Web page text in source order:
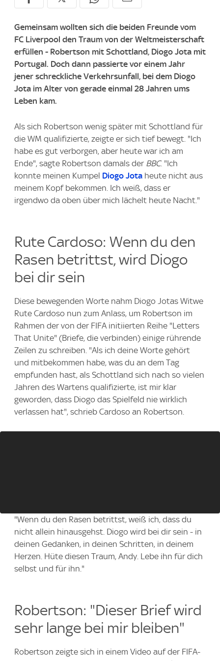
Gemeinsam wollten sich die beiden Freunde vom
FC Liverpool den Traum von der Weltmeisterschaft
erfüllen - Robertson mit Schottland, Diogo Jota mit
Portugal. Doch dann passierte vor einem Jahr
jener schreckliche Verkehrsunfall, bei dem Diogo
Jota im Alter von gerade einmal 28 Jahren ums
Leben kam.
Als sich Robertson wenig später mit Schottland für
die WM qualifizierte, zeigte er sich tief bewegt. "Ich
habe es gut verborgen, aber heute war ich am
Ende", sagte Robertson damals der BBC. "Ich
konnte meinen Kumpel Diogo Jota heute nicht aus
meinem Kopf bekommen. Ich weiß, dass er
irgendwo da oben über mich lächelt heute Nacht."
Rute Cardoso: Wenn du den
Rasen betrittst, wird Diogo
bei dir sein
Diese bewegenden Worte nahm Diogo Jotas Witwe
Rute Cardoso nun zum Anlass, um Robertson im
Rahmen der von der FIFA initiierten Reihe "Letters
That Unite" (Briefe, die verbinden) einige rührende
Zeilen zu schreiben. "Als ich deine Worte gehört
und mitbekommen habe, was du an dem Tag
empfunden hast, als Schottland sich nach so vielen
Jahren des Wartens qualifizierte, ist mir klar
geworden, dass Diogo das Spielfeld nie wirklich
verlassen hat", schrieb Cardoso an Robertson.
"Wenn du den Rasen betrittst, weiß ich, dass du
nicht allein hinausgehst. Diogo wird bei dir sein - in
deinen Gedanken, in deinen Schritten, in deinem
Herzen. Hüte diesen Traum, Andy. Lebe ihn für dich
selbst und für ihn."
Robertson: "Dieser Brief wird
sehr lange bei mir bleiben"
Robertson zeigte sich in einem Video auf der FIFA-